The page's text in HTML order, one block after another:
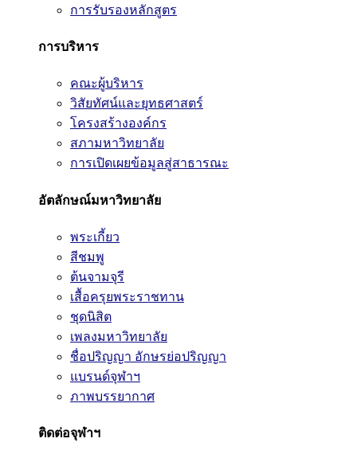
การรับรองหลักสูตร
การบริหาร
คณะผู้บริหาร
วิสัยทัศน์และยุทธศาสตร์
โครงสร้างองค์กร
สภามหาวิทยาลัย
การเปิดเผยข้อมูลสู่สาธารณะ
อัตลักษณ์มหาวิทยาลัย
พระเกี้ยว
สีชมพู
ต้นจามจุรี
เสื้อครุยพระราชทาน
ชุดนิสิต
เพลงมหาวิทยาลัย
ชื่อปริญญา อักษรย่อปริญญา
แบรนด์จุฬาฯ
ภาพบรรยากาศ
ติดต่อจุฬาฯ